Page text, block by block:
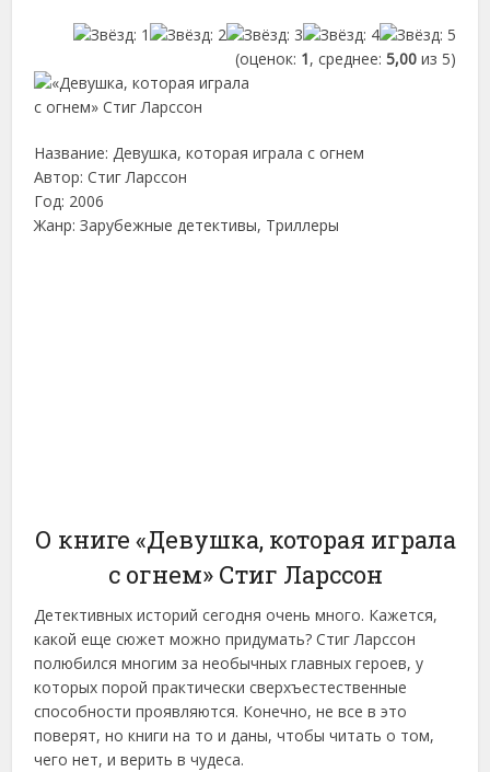
(оценок: 1, среднее: 5,00из 5)
Название: Девушка, которая играла с огнем
Автор: Стиг Ларссон
Год: 2006
Жанр: Зарубежные детективы, Триллеры
О книге «Девушка, которая играла
с огнем» Стиг Ларссон
Детективных историй сегодня очень много. Кажется,
какой еще сюжет можно придумать? Стиг Ларссон
полюбился многим за необычных главных героев, у
которых порой практически сверхъестественные
способности проявляются. Конечно, не все в это
поверят, но книги на то и даны, чтобы читать о том,
чего нет, и верить в чудеса.